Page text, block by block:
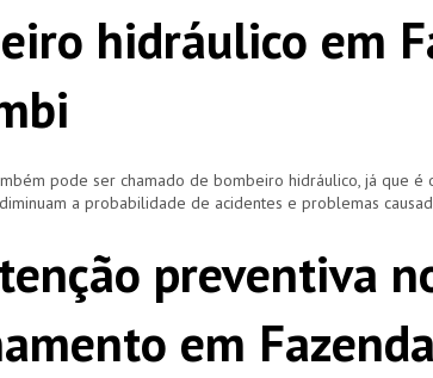
hidráulico em
pode ser chamado de bombeiro hidráulico, já que
a probabilidade de acidentes e problemas
preventiva
em